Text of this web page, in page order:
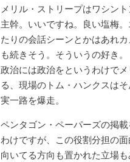
メリル・ストリープはワシン
主幹。いいですね。良い塩梅
たりの会話シーンとかはあれ
も続きそう。そういうの好き。
政治には政治をというわけで
る、現場のトム・ハンクスは
実一路を爆走。
ペンタゴン・ペーパーズの掲
わけですが、この役割分担の面
向いてる方向も置かれた立場